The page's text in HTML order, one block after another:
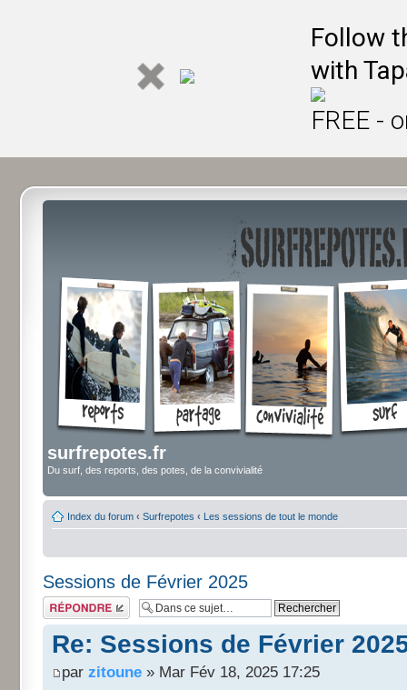
Follow
with
FREE -
surfrepotes.fr
Du surf, des reports, des potes, de la convivialité
Index du forum ‹ Surfrepotes ‹ Les sessions de tout le monde
Sessions de Février 2025
Répondre
Re: Sessions de Février
par zitoune » Mar Fév 18, 2025 17:25